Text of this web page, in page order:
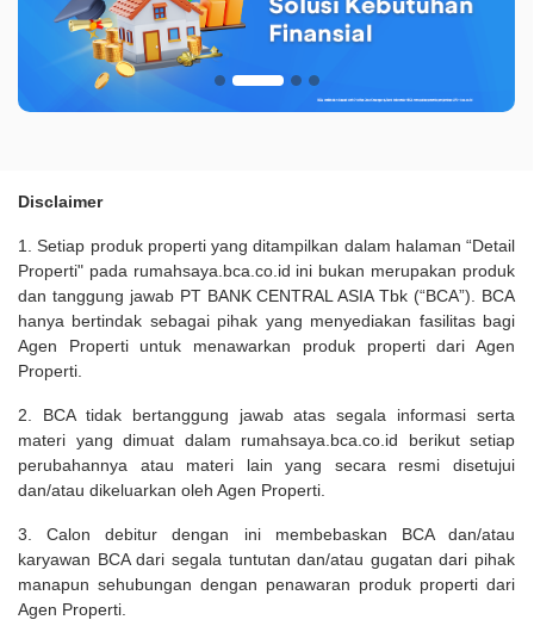
Disclaimer
1. Setiap produk properti yang ditampilkan dalam halaman “Detail
Properti" pada rumahsaya.bca.co.id ini bukan merupakan produk
dan tanggung jawab PT BANK CENTRAL ASIA Tbk (“BCA”). BCA
hanya bertindak sebagai pihak yang menyediakan fasilitas bagi
Agen Properti untuk menawarkan produk properti dari Agen
Properti.
2. BCA tidak bertanggung jawab atas segala informasi serta
materi yang dimuat dalam rumahsaya.bca.co.id berikut setiap
perubahannya atau materi lain yang secara resmi disetujui
dan/atau dikeluarkan oleh Agen Properti.
3. Calon debitur dengan ini membebaskan BCA dan/atau
karyawan BCA dari segala tuntutan dan/atau gugatan dari pihak
manapun sehubungan dengan penawaran produk properti dari
Agen Properti.